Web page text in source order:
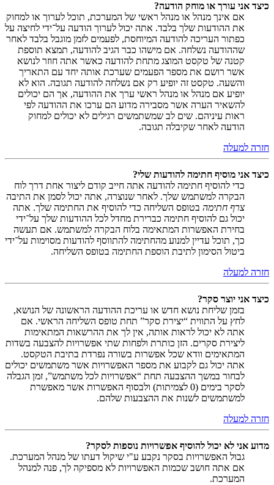
כיצד אני עורך או מוחק הודעה?
אם אינך מנהל או מנהל ראשי של המערכת, תוכל לערוך או למחוק
את ההודעות שלך בלבד. אתה יכול לערוך הודעה על־ידי לחיצה על
כפתור העריכה להודעה המיוחסת, לפעמים לזמן מוגבל בלבד לאחר
שההודעה נשלחה. אם מישהו כבר הגיב להודעה, תמצא תוספת
קטנה של טקסט המוצג מתחת להודעה כאשר אתה חוזר לנושא
אשר רושם את מספר הפעמים שערכת אותה יחד עם התאריך
והשעה. טקסט זה יופיע רק אם נשלחה להודעה תגובה. הוא לא
יופיע אם מנהל או מנהל ראשי ערך את ההודעה, אך הם יכולים
להשאיר הערה אשר מסבירה מדוע הם ערכו את ההודעה לפי
ראות עיניהם. שים לב שמשתמשים רגילים לא יכולים למחוק
הודעה לאחר שקיבלה תגובה.
חזרה למעלה
כיצד אני מוסיף חתימה להודעות שלי?
כדי להוסיף חתימה להודעה אתה חייב קודם ליצור אחת דרך לוח
הבקרה למשתמש שלך. לאחר שנוצרה, אתה יכול לסמן את התיבה
צרף חתימה בטופס השליחה כדי להוסיף את החתימה שלך. אתה
יכול גם להוסיף חתימה כברירת מחדל לכל ההודעות שלך על־ידי
בחירת האפשרות המתאימה בלוח הבקרה למשתמש. אם תעשה
כך, תוכל עדיין למנוע מהחתימה להתווסף להודעות מסוימות על־ידי
ביטול הסימון לתיבת הוספת החתימה בטופס השליחה.
חזרה למעלה
כיצד אני יוצר סקר?
בזמן שליחת נושא חדש או עריכת ההודעה הראשונה של הנושא,
לחץ על התווית “יצירת סקר” תחת טופס השליחה הראשי. אם
אתה לא יכול לראות אותה, אין לך את ההרשאות המתאימות
ליצירת סקרים. הזן כותרת ולפחות שתי אפשרויות להצבעה בשדות
המתאימים וודא שכל אפשרות בשורה נפרדת בתיבת הטקסט.
אתה יכול גם לקבוע את מספר האפשרויות אשר משתמשים יכולים
לבחור במשך ההצבעה תחת “אפשרויות לכל משתמש”, זמן הגבלה
לסקר בימים (0 לצמיתות) ולבסוף האפשרות אשר מאפשרת
למשתמשים לשנות את ההצבעות שלהם.
חזרה למעלה
מדוע אני לא יכול להוסיף אפשרויות נוספות לסקר?
גבול האפשרויות בסקר נקבע ע"י שיקול דעתו של מנהל המערכת.
אם אתה חושב שכמות האפשרויות לא מספיקה לך, פנה למנהל
המערכת.